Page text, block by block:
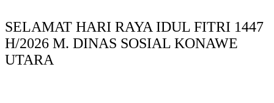
SELAMAT HARI RAYA IDUL FITRI 1447
H/2026 M. DINAS SOSIAL KONAWE
UTARA